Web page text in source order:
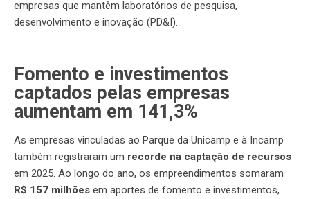
empresas que mantêm laboratórios de pesquisa,
desenvolvimento e inovação (PD&I).
Fomento e investimentos
captados pelas empresas
aumentam em 141,3%
As empresas vinculadas ao Parque da Unicamp e à Incamp
também registraram um recorde na captação de recursos
em 2025. Ao longo do ano, os empreendimentos somaram
R$ 157 milhões em aportes de fomento e investimentos,